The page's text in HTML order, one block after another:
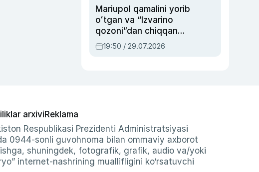
Mariupol qamalini yorib
oʻtgan va “Izvarino
qozoni”dan chiqqan
qahramon — Ukraina
armiyasi bosh
19:50 / 29.07.2026
arxiviReklama
Respublikasi Prezidenti Administratsiyasi
0944-sonli guvohnoma bilan ommaviy axborot
shuningdek, fotografik, grafik, audio va/yoki
internet-nashrining muallifligini ko‘rsatuvchi